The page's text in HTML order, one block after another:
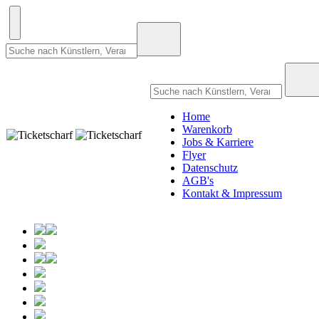
Home
Warenkorb
Jobs & Karriere
Flyer
Datenschutz
AGB's
Kontakt & Impressum